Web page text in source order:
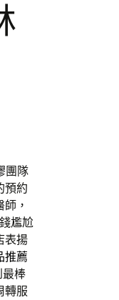
團隊
預約
，
尷尬
表揚
推薦
最棒
轉服